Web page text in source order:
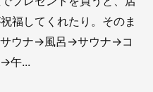
福してくれたり。そのま
ウナ→風呂→サウナ→コ
午...